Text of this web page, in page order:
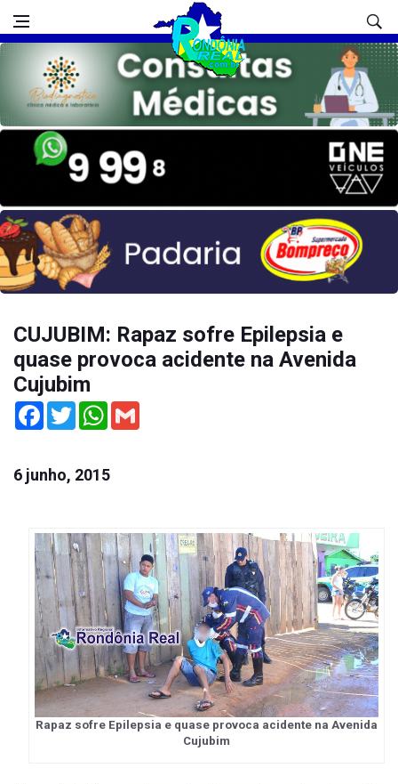
CUJUBIM: Rapaz sofre Epilepsia e
quase provoca acidente na Avenida
Cujubim
Facebook
TwitterWhatsApp
6 junho, 2015
Rapaz sofre Epilepsia e quase provoca acidente na Avenida
Cujubim